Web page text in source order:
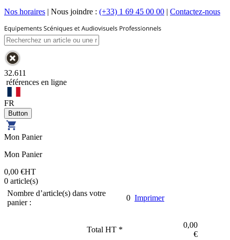
Nos horaires | Nous joindre : (+33) 1 69 45 00 00 | Contactez-nous
32.611
références en ligne
FR
Mon Panier
Mon Panier
0,00 €HT
0 article(s)
Nombre d’article(s) dans votre
panier :
0 Imprimer
Total HT *
0,00
€